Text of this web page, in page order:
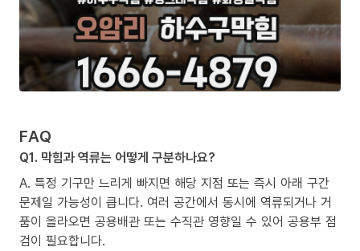
FAQ
Q1. 막힘과 역류는 어떻게 구분하나요?
A. 특정 기구만 느리게 빠지면 해당 지점 또는 즉시 아래 구간
문제일 가능성이 큽니다. 여러 공간에서 동시에 역류되거나 거
품이 올라오면 공용배관 또는 수직관 영향일 수 있어 공용부 점
검이 필요합니다.